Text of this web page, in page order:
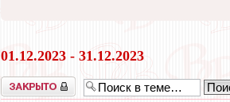
01.12.2023 - 31.12.2023
Закрыто